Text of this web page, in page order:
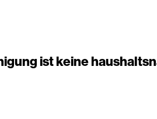
ist keine